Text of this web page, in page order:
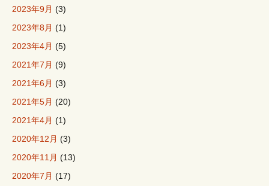
2023年9月 (3)
2023年8月 (1)
2023年4月 (5)
2021年7月 (9)
2021年6月 (3)
2021年5月 (20)
2021年4月 (1)
2020年12月 (3)
2020年11月 (13)
2020年7月 (17)